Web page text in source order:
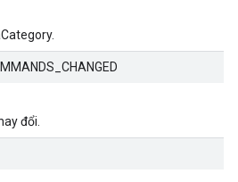
đổi.